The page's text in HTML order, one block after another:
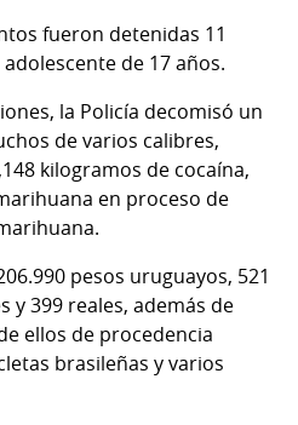
fueron detenidas 11
de 17 años.
la Policía decomisó un
de varios calibres,
kilogramos de cocaína,
en proceso de
pesos uruguayos, 521
y 399 reales, además de
ellos de procedencia
brasileñas y varios